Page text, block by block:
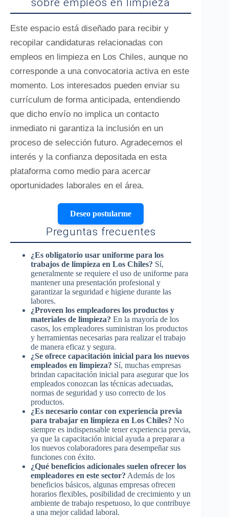
sobre empleos en limpieza
Este espacio está diseñado para recibir y
recopilar candidaturas relacionadas con
empleos en limpieza en Los Chiles, aunque no
corresponde a una convocatoria activa en este
momento. Los interesados pueden enviar su
currículum de forma anticipada, entendiendo
que dicho envío no implica un contacto
inmediato ni garantiza la inclusión en un
proceso de selección futuro. Agradecemos el
interés y la confianza depositada en esta
plataforma como medio para acercar
oportunidades laborales en el área.
Deseo postularme
Preguntas frecuentes
¿Es obligatorio usar uniforme para los
trabajos de limpieza en Los Chiles? Sí,
generalmente se requiere el uso de uniforme para
mantener una presentación profesional y
garantizar la seguridad e higiene durante las
labores.
¿Proveen los empleadores los productos y
materiales de limpieza? En la mayoría de los
casos, los empleadores suministran los productos
y herramientas necesarias para realizar el trabajo
de manera eficaz y segura.
¿Se ofrece capacitación inicial para los nuevos
empleados en limpieza? Sí, muchas empresas
brindan capacitación inicial para asegurar que los
empleados conozcan las técnicas adecuadas,
normas de seguridad y uso correcto de los
productos.
¿Es necesario contar con experiencia previa
para trabajar en limpieza en Los Chiles? No
siempre es indispensable tener experiencia previa,
ya que la capacitación inicial ayuda a preparar a
los nuevos colaboradores para desempeñar sus
funciones con éxito.
¿Qué beneficios adicionales suelen ofrecer los
empleadores en este sector? Además de los
beneficios básicos, algunas empresas ofrecen
horarios flexibles, posibilidad de crecimiento y un
ambiente de trabajo respetuoso, lo que contribuye
a una mejor calidad laboral.